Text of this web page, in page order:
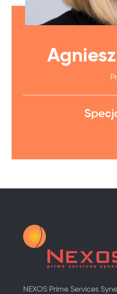
NEXOS Prime Services